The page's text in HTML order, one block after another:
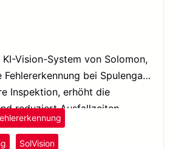
KI-Vision-System von Solomon,
bei Spulengarn
Inspektion, erhöht die
reduziert Ausfallzeiten.
SolVision